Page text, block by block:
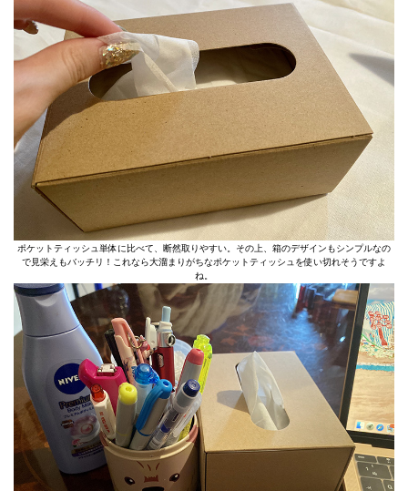
ポケットティッシュ単体に比べて、断然取りやすい。その上、箱のデザインもシンプルなの
で見栄えもバッチリ！これなら大溜まりがちなポケットティッシュを使い切れそうですよ
ね。